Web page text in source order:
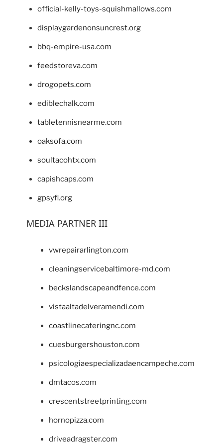
official-kelly-toys-squishmallows.com
displaygardenonsuncrest.org
bbq-empire-usa.com
feedstoreva.com
drogopets.com
ediblechalk.com
tabletennisnearme.com
oaksofa.com
soultacohtx.com
capishcaps.com
gpsyfl.org
MEDIA PARTNER III
vwrepairarlington.com
cleaningservicebaltimore-md.com
beckslandscapeandfence.com
vistaaltadelveramendi.com
coastlinecateringnc.com
cuesburgershouston.com
psicologiaespecializadaencampeche.com
dmtacos.com
crescentstreetprinting.com
hornopizza.com
driveadragster.com